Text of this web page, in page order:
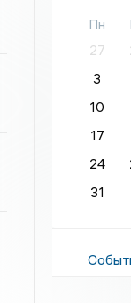
Пн
27
3
10
17
24
31